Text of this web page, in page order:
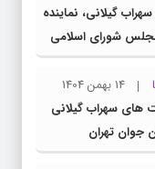
گیلانی، نماینده
شورای اسلامی
و سرافراز ایران در
14 بهمن 1404
های سهراب گیلانی
جوان تهران